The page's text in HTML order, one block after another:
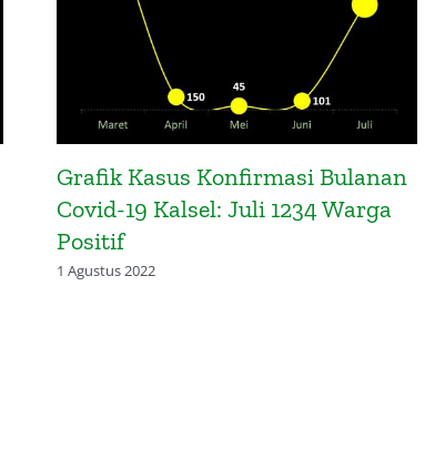
Grafik Kasus Konfirmasi Bulanan
Covid-19 Kalsel: Juli 1234 Warga
Positif
1 Agustus 2022